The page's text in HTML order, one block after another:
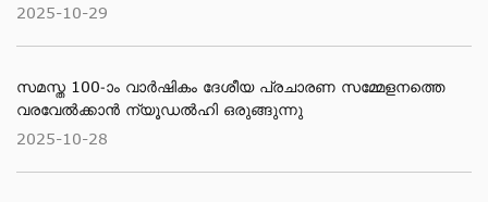
2025-10-29
സമസ്ത 100-ാം വാർഷികം ദേശീയ പ്രചാരണ സമ്മേളനത്തെ
വരവേൽക്കാൻ ന്യൂഡൽഹി ഒരുങ്ങുന്നു
2025-10-28